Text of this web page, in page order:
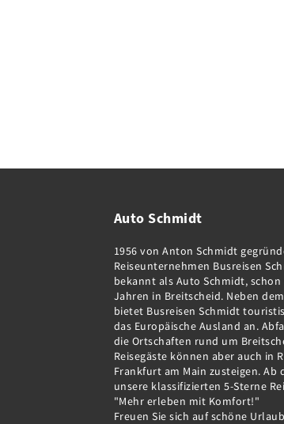
Auto Schmidt
1956 von Anton Schmidt
Reiseunternehmen Busreisen
bekannt als Auto Schmidt, schon
Jahren in Breitscheid. Neben
bietet Busreisen Schmidt
das Europäische Ausland an.
die Ortschaften rund um
Reisegäste können aber auch in
Frankfurt am Main zusteigen. Ab
unsere klassifizierten 5-Sterne
"Mehr erleben mit Komfort!"
Freuen Sie sich auf schöne